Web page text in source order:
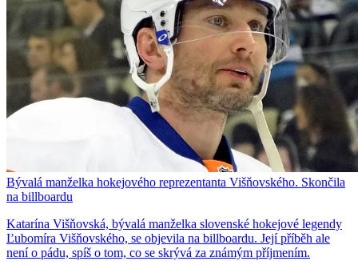
Bývalá manželka hokejového reprezentanta Višňovského. Skončila
na billboardu
Katarína Višňovská, bývalá manželka slovenské hokejové legendy
Ľubomíra Višňovského, se objevila na billboardu. Její příběh ale
není o pádu, spíš o tom, co se skrývá za známým příjmením.